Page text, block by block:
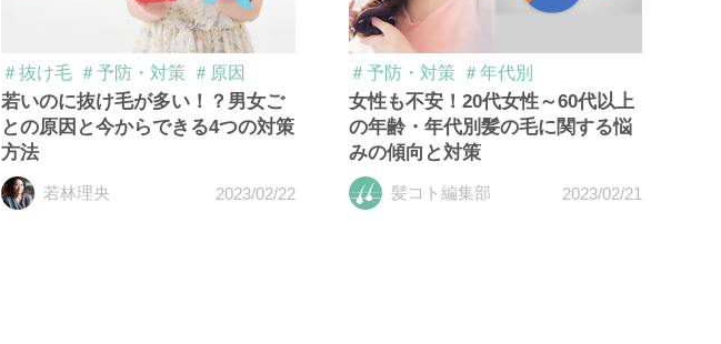
＃抜け毛 ＃予防・対策 ＃原因
若いのに抜け毛が多い！？男女ご
との原因と今からできる4つの対策
方法
若林理央 2023/02/22
＃予防・対策 ＃年代別
女性も不安！20代女性～60代以上
の年齢・年代別髪の毛に関する悩
みの傾向と対策
髪コト編集部 2023/02/21